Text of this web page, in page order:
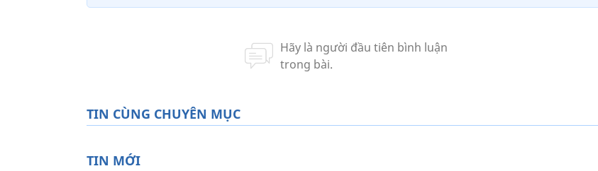
TIN CÙNG CHUYÊN MỤC
TIN MỚI